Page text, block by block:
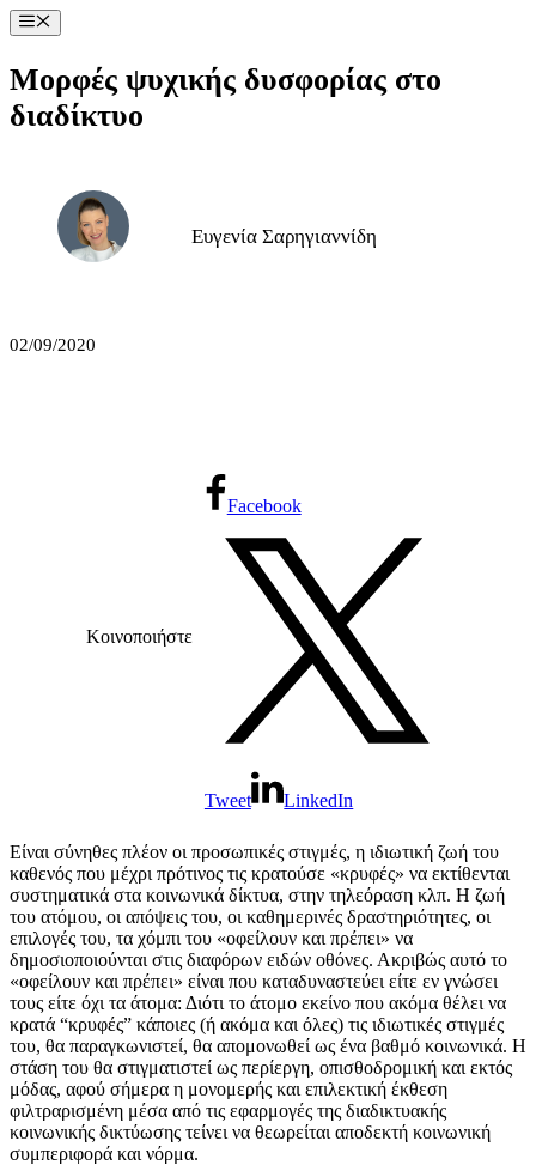
Μετάβαση
σε
περιεχόμενο
Μενού
Μορφές ψυχικής δυσφορίας στο
διαδίκτυο
Ευγενία Σαρηγιαννίδη
02/09/2020
Κοινοποιήστε
Facebook
Tweet LinkedIn
Είναι σύνηθες πλέον οι προσωπικές στιγμές, η ιδιωτική ζωή του
καθενός που μέχρι πρότινος τις κρατούσε «κρυφές» να εκτίθενται
συστηματικά στα κοινωνικά δίκτυα, στην τηλεόραση κλπ. Η ζωή
του ατόμου, οι απόψεις του, οι καθημερινές δραστηριότητες, οι
επιλογές του, τα χόμπι του «οφείλουν και πρέπει» να
δημοσιοποιούνται στις διαφόρων ειδών οθόνες. Ακριβώς αυτό το
«οφείλουν και πρέπει» είναι που καταδυναστεύει είτε εν γνώσει
τους είτε όχι τα άτομα: Διότι το άτομο εκείνο που ακόμα θέλει να
κρατά “κρυφές” κάποιες (ή ακόμα και όλες) τις ιδιωτικές στιγμές
του, θα παραγκωνιστεί, θα απομονωθεί ως ένα βαθμό κοινωνικά. Η
στάση του θα στιγματιστεί ως περίεργη, οπισθοδρομική και εκτός
μόδας, αφού σήμερα η μονομερής και επιλεκτική έκθεση
φιλτραρισμένη μέσα από τις εφαρμογές της διαδικτυακής
κοινωνικής δικτύωσης τείνει να θεωρείται αποδεκτή κοινωνική
συμπεριφορά και νόρμα.